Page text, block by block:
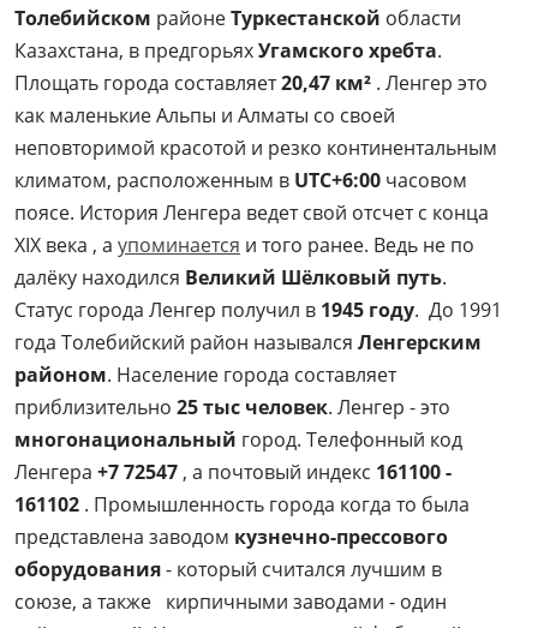
Толебийском районеТуркестанской области
Казахстана, в предгорьяхУгамского хребта.
Площать города составляет20,47 км² . Ленгер это
как маленькие Альпы и Алматы со своей
неповторимой красотой и резко континентальным
климатом, расположенным в UTC+6:00 часовом
поясе. История Ленгера ведет свой отсчет с конца
XIX века , а упоминается и того ранее. Ведь не по
далёку находился Великий Шёлковый путь.
Статус города Ленгер получил в 1945 году. До 1991
года Толебийский район назывался Ленгерским
районом. Население города составляет
приблизительно 25 тыс человек. Ленгер - это
многонациональный город. Телефонный код
Ленгера +7 72547 , а почтовый индекс 161100 -
161102 . Промышленность города когда то была
представлена заводом кузнечно-прессового
оборудования- который считался лучшим в
союзе, а также кирпичными заводами - один